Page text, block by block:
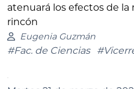
atenuará los efectos de la
rincón
Eugenia Guzmán
#Fac. de Ciencias